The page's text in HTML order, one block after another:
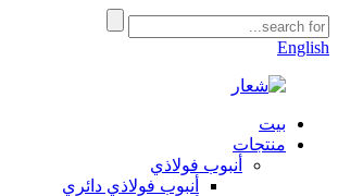
English
بيت
منتجات
أنبوب فولاذي
أنبوب فولاذي دائري